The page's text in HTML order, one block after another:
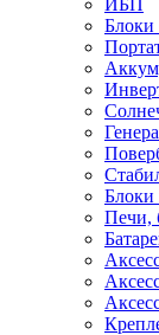
ИБП
Блоки
Блоки
Печи,